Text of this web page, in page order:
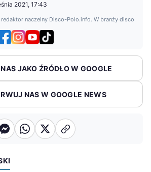
2021, 17:43
naczelny Disco-Polo.info. W branży disco
JAKO ŹRÓDŁO W GOOGLE
NAS W GOOGLE NEWS